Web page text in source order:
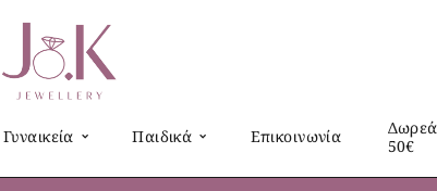
Γυναικεία Παιδικά Επικοινωνία
50€